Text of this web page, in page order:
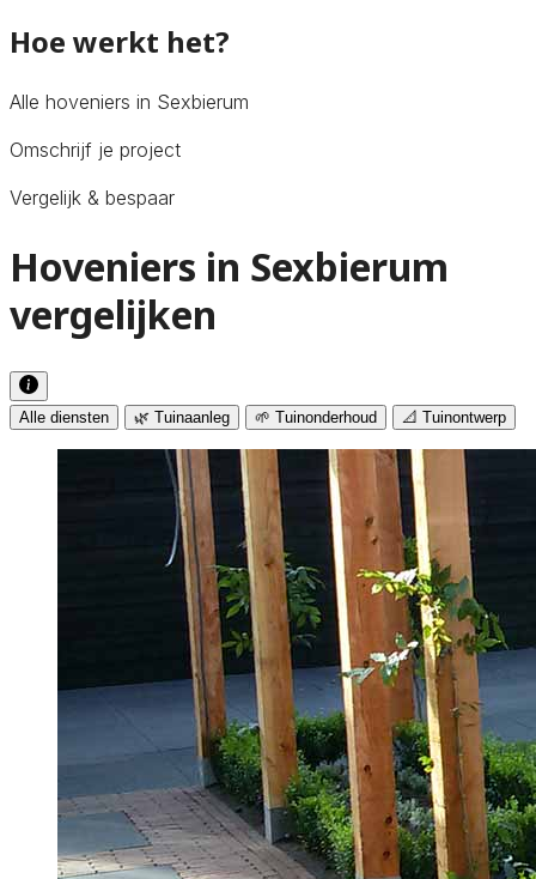
Hoe werkt het?
Alle hoveniers in Sexbierum
Omschrijf je project
Vergelijk & bespaar
Hoveniers in Sexbierum
vergelijken
Alle diensten 🌿 Tuinaanleg 🌱 Tuinonderhoud 📐 Tuinontwerp